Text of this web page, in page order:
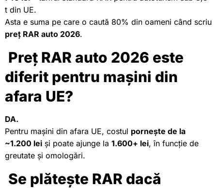
t din UE.
Asta e suma pe care o caută 80% din oameni când scriu
preț RAR auto 2026.
Preț RAR auto 2026 este
diferit pentru mașini din
afara UE?
DA.
Pentru mașini din afara UE, costul pornește de la
~1.200 lei și poate ajunge la 1.600+ lei, în funcție de
greutate și omologări.
Se plătește RAR dacă